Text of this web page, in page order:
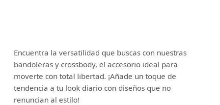
Encuentra la versatilidad que buscas con nuestras
bandoleras y crossbody, el accesorio ideal para
moverte con total libertad. ¡Añade un toque de
tendencia a tu look diario con diseños que no
renuncian al estilo!